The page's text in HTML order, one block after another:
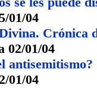
01/04
Crónica
02/01/04
antisemitismo?
01/04